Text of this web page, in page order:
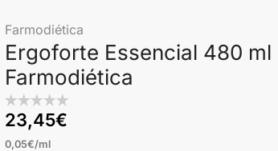
Farmodiética
Ergoforte Essencial 480 ml
Farmodiética
23,45€
0,05€/ml